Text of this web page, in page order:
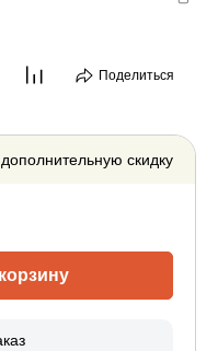
Поделиться
скидку